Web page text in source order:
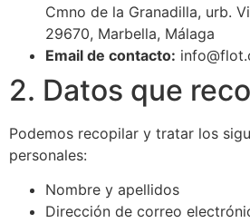
Cmno de la Granadilla, urb.
29670, Marbella, Málaga
Email de contacto:
2. Datos que
Podemos recopilar y tratar los
personales:
Nombre y apellidos
Dirección de correo